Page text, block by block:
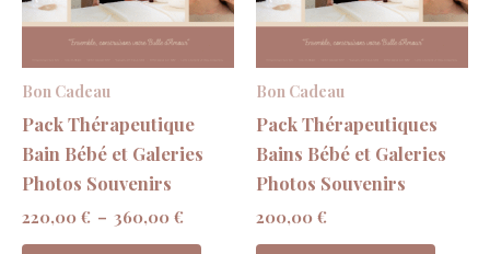
Bon Cadeau
Pack Thérapeutique
Bain Bébé et Galeries
Photos Souvenirs
220,00 € – 360,00 €
Les
peuvent
choisies
sur
Bon Cadeau
Pack Thérapeutiques
Bains Bébé et Galeries
Photos Souvenirs
200,00 €